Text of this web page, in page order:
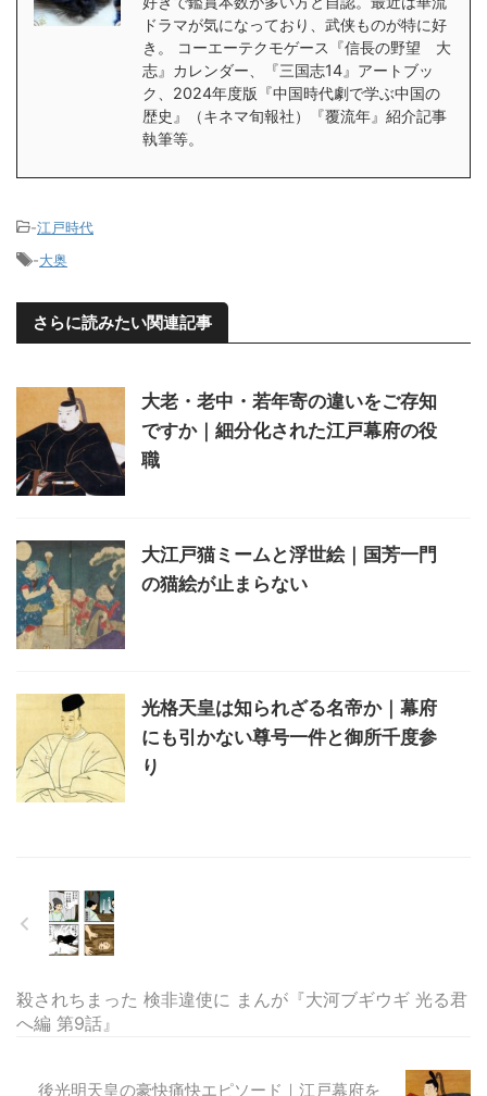
ドラマが気になっており、武侠ものが特に好
き。 コーエーテクモゲース『信長の野望 大
志』カレンダー、『三国志14』アートブッ
ク、2024年度版『中国時代劇で学ぶ中国の
歴史』（キネマ旬報社）『覆流年』紹介記事
執筆等。
-江戸時代
-大奥
さらに読みたい関連記事
大老・老中・若年寄の違いをご存知
ですか｜細分化された江戸幕府の役
職
大江戸猫ミームと浮世絵｜国芳一門
の猫絵が止まらない
光格天皇は知られざる名帝か｜幕府
にも引かない尊号一件と御所千度参
り
殺されちまった 検非違使に まんが『大河ブギウギ 光る君
へ編 第9話』
後光明天皇の豪快痛快エピソード｜江戸幕府を